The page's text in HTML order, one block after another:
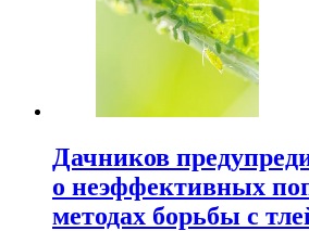
Дачников
о неэффективных
методах борьбы с